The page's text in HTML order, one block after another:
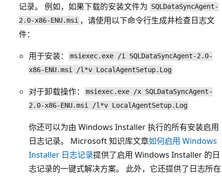
记录。 例如，如果下载的安装文件为 SQLDataSyncAgent-
2.0-x86-ENU.msi ，请使用以下命令行生成并检查日志文
件：
用于安装：
msiexec.exe /i SQLDataSyncAgent-2.0-
x86-ENU.msi /l*v LocalAgentSetup.Log
对于卸载操作：
msiexec.exe /x SQLDataSyncAgent-
2.0-x86-ENU.msi /l*v LocalAgentSetup.Log
你还可以为由 Windows Installer 执行的所有安装启用
日志记录。 Microsoft 知识库文章如何启用 Windows
Installer 日志记录提供了启用 Windows Installer 的日
志记录的一键式解决方案。 此外，它还提供了日志所在